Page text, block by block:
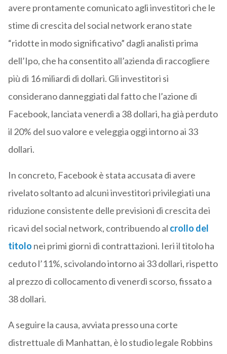
avere prontamente comunicato agli investitori che le
stime di crescita del social network erano state
“ridotte in modo significativo” dagli analisti prima
dell’Ipo, che ha consentito all’azienda di raccogliere
più di 16 miliardi di dollari. Gli investitori si
considerano danneggiati dal fatto che l’azione di
Facebook, lanciata venerdì a 38 dollari, ha già perduto
il 20% del suo valore e veleggia oggi intorno ai 33
dollari.
In concreto, Facebook è stata accusata di avere
rivelato soltanto ad alcuni investitori privilegiati una
riduzione consistente delle previsioni di crescita dei
ricavi del social network, contribuendo al crollo del
titolo nei primi giorni di contrattazioni. Ieri il titolo ha
ceduto l’11%, scivolando intorno ai 33 dollari, rispetto
al prezzo di collocamento di venerdì scorso, fissato a
38 dollari.
A seguire la causa, avviata presso una corte
distrettuale di Manhattan, è lo studio legale Robbins